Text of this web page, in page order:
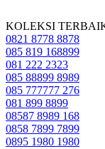
KOLEKSI
0821 8778 8878
085 819 168899
081 222 2323
085 88899 8989
085 777777 276
081 899 8899
08587 8989 168
0858 7899 7899
0895 1980 1980